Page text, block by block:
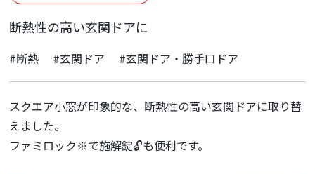
断熱性の高い玄関ドアに
#断熱 #玄関ドア #玄関ドア・勝手口ドア
スクエア小窓が印象的な、断熱性の高い玄関ドアに取り替
えました。
ファミロック※で施解錠🔓も便利です。